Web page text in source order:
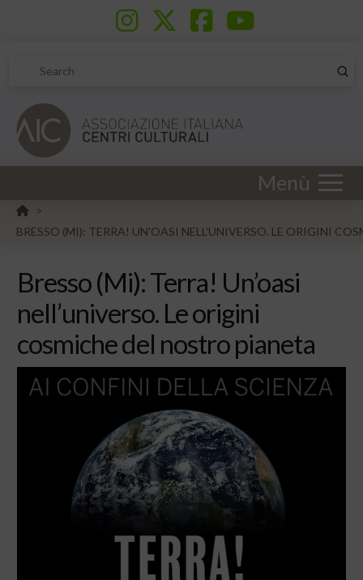
Search
Menù
HOME
>
BRESSO (MI): TERRA! UN'OASI NELL'UNIVERSO. LE ORIGINI
Bresso (Mi): Terra! Un’oasi
nell’universo. Le origini
cosmiche del nostro pianeta